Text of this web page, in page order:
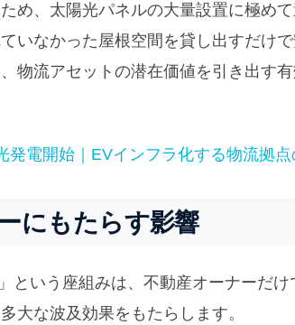
め、太陽光パネルの大量設置に極め
いなかった屋根空間を貸し出すだけ
物流アセットの潜在価値を引き出す
発電開始｜EVインフラ化する物流拠
にもたらす影響
という座組みは、不動産オーナーだけ
大な波及効果をもたらします。